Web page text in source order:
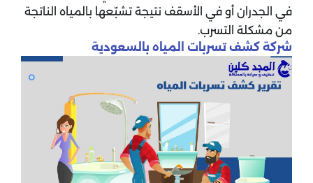
في الجدران أو في الأسقف نتيجة تشبّعها بالمياه الناتجة
من مشكلة التسرب.
شركة كشف تسربات المياه بالسعودية